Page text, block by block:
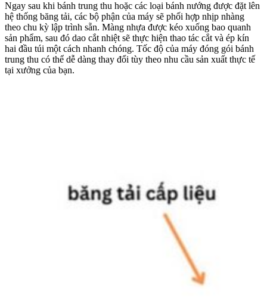
Ngay sau khi bánh trung thu hoặc các loại bánh nướng được đặt lên
hệ thống băng tải, các bộ phận của máy sẽ phối hợp nhịp nhàng
theo chu kỳ lập trình sẵn. Màng nhựa được kéo xuống bao quanh
sản phẩm, sau đó dao cắt nhiệt sẽ thực hiện thao tác cắt và ép kín
hai đầu túi một cách nhanh chóng. Tốc độ của máy đóng gói bánh
trung thu có thể dễ dàng thay đổi tùy theo nhu cầu sản xuất thực tế
tại xưởng của bạn.